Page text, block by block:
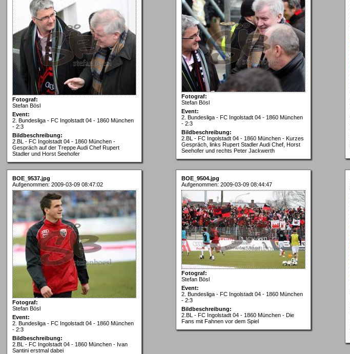
Fotograf:
Stefan Bösl
Event:
2. Bundesliga - FC Ingolstadt 04 - 1860 München
- 2:3
Bildbeschreibung:
2.BL - FC Ingolstadt 04 - 1860 München -
Gespräch auf der Treppe Audi Chef Rupert
Stadler und Horst Seehofer
Fotograf:
Stefan Bösl
Event:
2. Bundesliga - FC Ingolstadt 04 - 1860 München
- 2:3
Bildbeschreibung:
2.BL - FC Ingolstadt 04 - 1860 München - Kurzes
Gespräch, links Rupert Stadler Audi Chef, Horst
Seehofer und rechts Peter Jackwerth
BOE_9537.jpg
Aufgenommen: 2009-03-09 08:47:02
Fotograf:
Stefan Bösl
Event:
2. Bundesliga - FC Ingolstadt 04 - 1860 München
- 2:3
Bildbeschreibung:
2.BL - FC Ingolstadt 04 - 1860 München - Ivan
Santini erstmal dabei
BOE_9504.jpg
Aufgenommen: 2009-03-09 08:44:47
Fotograf:
Stefan Bösl
Event:
2. Bundesliga - FC Ingolstadt 04 - 1860 München
- 2:3
Bildbeschreibung:
2.BL - FC Ingolstadt 04 - 1860 München - Die
Fans mit Fahnen vor dem Spiel